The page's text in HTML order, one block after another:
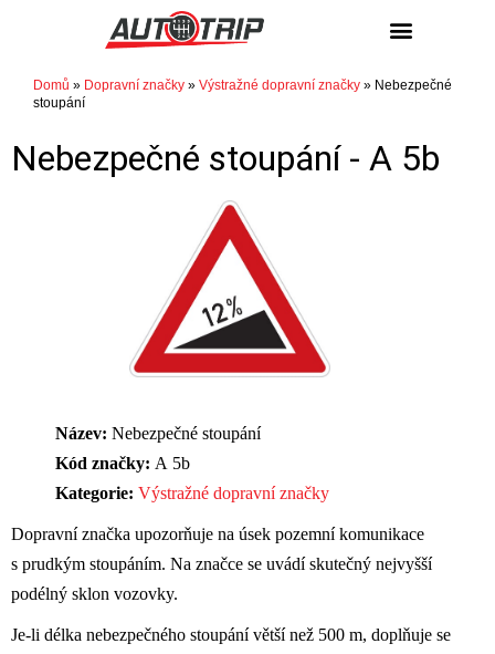
Domů » Dopravní značky » Výstražné dopravní značky » Nebezpečné
stoupání
Nebezpečné stoupání - A 5b
Název: Nebezpečné stoupání
Kód značky: A 5b
Kategorie: Výstražné dopravní značky
Dopravní značka upozorňuje na úsek pozemní komunikace
s prudkým stoupáním. Na značce se uvádí skutečný nejvyšší
podélný sklon vozovky.
Je-li délka nebezpečného stoupání větší než 500 m, doplňuje se